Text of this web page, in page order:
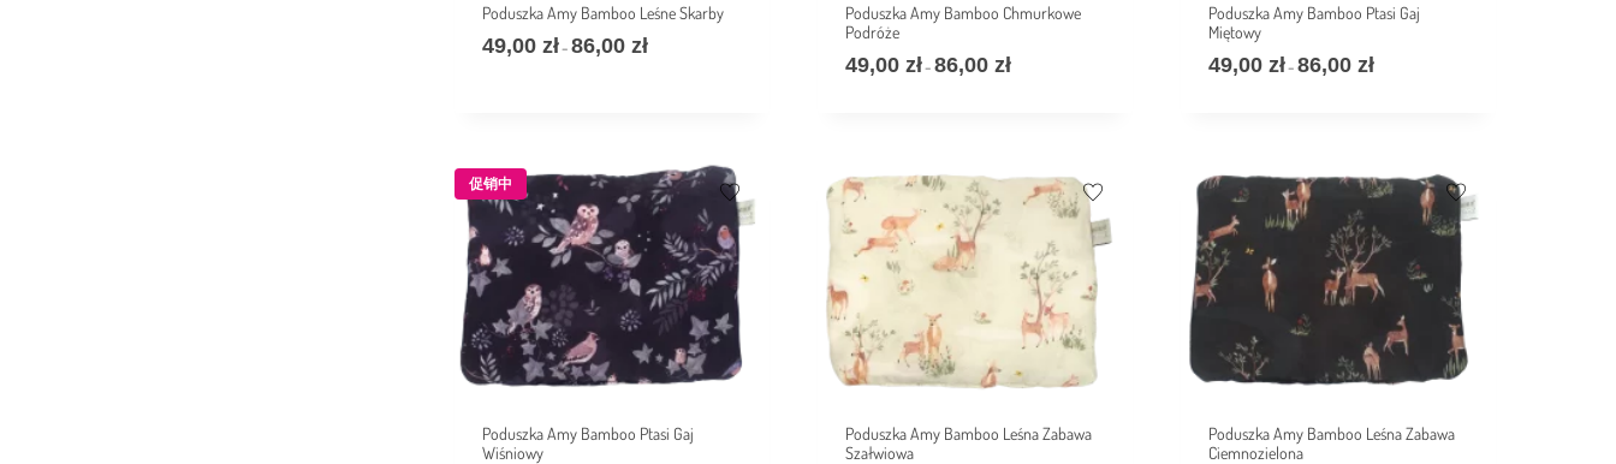
Poduszka Amy Bamboo Leśne Skarby
49,00 zł– 86,00 zł
Poduszka Amy Bamboo Chmurkowe
Podróże
49,00 zł– 86,00 zł
Poduszka Amy Bamboo Ptasi Gaj
Miętowy
49,00 zł– 86,00 zł
促销中
Poduszka Amy Bamboo Ptasi Gaj
Wiśniowy
Poduszka Amy Bamboo Leśna Zabawa
Szałwiowa
Poduszka Amy Bamboo Leśna Zabawa
Ciemnozielona